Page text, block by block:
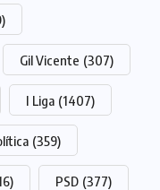
Gil Vicente (307)
I Liga (1407)
(359)
PSD (377)